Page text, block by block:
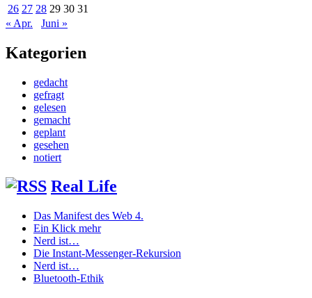
26 27 28 29 30 31
« Apr.
Juni »
Kategorien
gedacht
gefragt
gelesen
gemacht
geplant
gesehen
notiert
Real Life
Das Manifest des Web 4.
Ein Klick mehr
Nerd ist…
Die Instant-Messenger-Rekursion
Nerd ist…
Bluetooth-Ethik